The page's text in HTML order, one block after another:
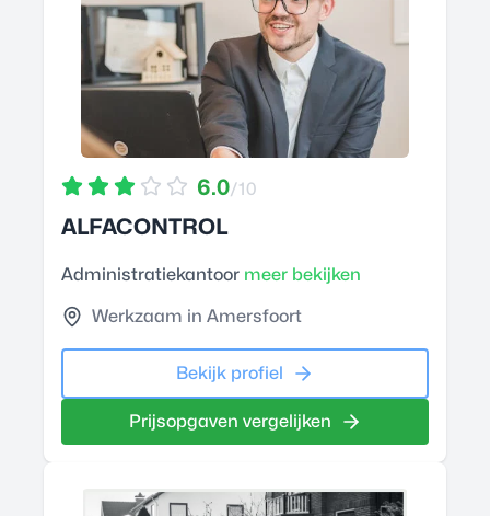
6.0/10
ALFACONTROL
Administratiekantoor meer bekijken
Werkzaam in Amersfoort
Bekijk profiel
Prijsopgaven vergelijken